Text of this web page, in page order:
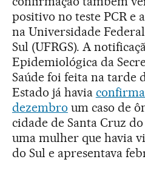
positivo no teste PCR e
na Universidade
Sul (UFRGS). A
Epidemiológica da
Saúde foi feita na tarde
Estado já havia
dezembro um caso de
cidade de Santa Cruz
uma mulher que havia
do Sul e apresentava